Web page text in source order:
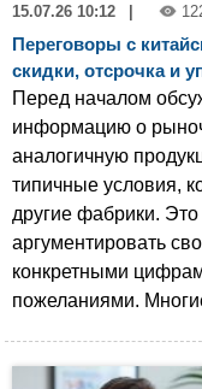
15.07.26 10:12 |
Переговоры с
скидки, отсрочка и
Перед началом
информацию о
аналогичную
типичные условия,
другие фабрики. Это
аргументировать
конкретными
пожеланиями.